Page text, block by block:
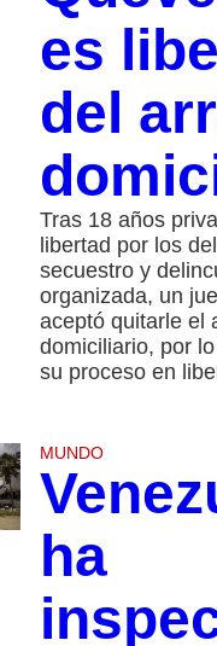
es
del
Tras 18 años
libertad por los
secuestro y
organizada, un
aceptó quitarle el
domiciliario, por
su proceso en
MUNDO
ha